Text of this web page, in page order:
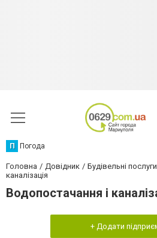
П Погода
Головна Довідник Будівельні послуги
каналізація
Водопостачання і
+ Додати